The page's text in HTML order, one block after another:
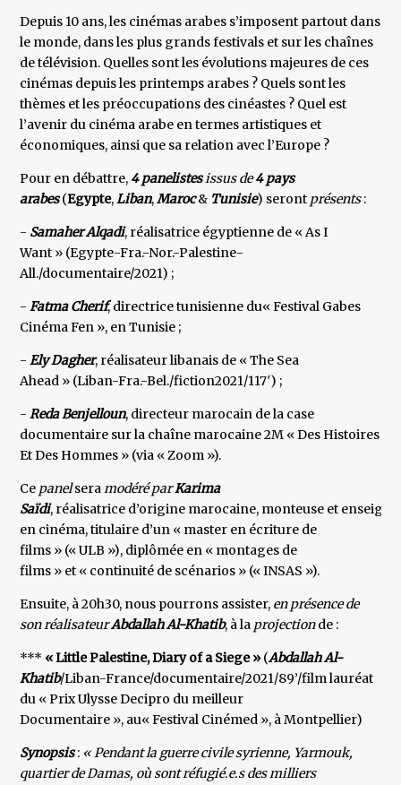
Depuis 10 ans, les cinémas arabes s’imposent partout dans
le monde, dans les plus grands festivals et sur les chaînes
de télévision. Quelles sont les évolutions majeures de ces
cinémas depuis les printemps arabes ? Quels sont les
thèmes et les préoccupations des cinéastes ? Quel est
l’avenir du cinéma arabe en termes artistiques et
économiques, ainsi que sa relation avec l’Europe ?
Pour en débattre, 4 panelistesissus de4 pays
arabes(Egypte,Liban,Maroc& Tunisie) seront présents:
- Samaher Alqadi, réalisatrice égyptienne de « As I
Want » (Egypte-Fra.-Nor.-Palestine-
All./documentaire/2021) ;
-Fatma Cherif, directrice tunisienne du« Festival Gabes
Cinéma Fen », en Tunisie ;
-Ely Dagher, réalisateur libanais de « The Sea
Ahead » (Liban-Fra.-Bel./fiction2021/117′) ;
-Reda Benjelloun, directeur marocain de la case
documentaire sur la chaîne marocaine 2M « Des Histoires
Et Des Hommes » (via « Zoom »).
Ce panelseramodéré parKarima
Saïdi, réalisatrice d’origine marocaine, monteuse et
en cinéma, titulaire d’un « master en écriture de
films » (« ULB »), diplômée en « montages de
films » et « continuité de scénarios » (« INSAS »).
Ensuite, à 20h30, nous pourrons assister, en présence de
son réalisateurAbdallah Al-Khatib, à la projectionde :
*** « Little Palestine, Diary of a Siege » (Abdallah Al-
Khatib/Liban-France/documentaire/2021/89’/film lauréat
du « Prix Ulysse Decipro du meilleur
Documentaire », au« Festival Cinémed », à Montpellier)
Synopsis: « Pendant la guerre civile syrienne, Yarmouk,
quartier de Damas, où sont réfugié.e.s des milliers